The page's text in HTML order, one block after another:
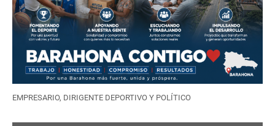
EMPRESARIO, DIRIGENTE DEPORTIVO Y POLÍTICO